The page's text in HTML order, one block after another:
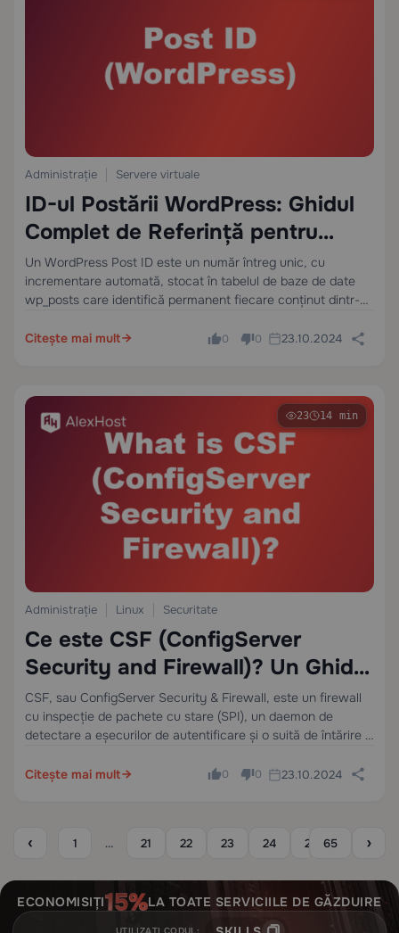
Administrație Servere virtuale
ID-ul Postării WordPress: Ghidul
Complet de Referință pentru
Dezvoltatori
Un WordPress Post ID este un număr întreg unic, cu
incrementare automată, stocat în tabelul de baze de date
wp_posts care identifică permanent fiecare conținut dintr-o
postări personalizate, atașamente, revizii și elemente…
Citește mai mult 0 0 23.10.2024
23 14 min
Administrație Linux Securitate
Ce este CSF (ConfigServer
Security and Firewall)? Un Ghid
Tehnic Complet
CSF, sau ConfigServer Security & Firewall, este un firewall
cu inspecție de pachete cu stare (SPI), un daemon de
detectare a eșecurilor de autentificare și o suită de întărire a
frontend bogat în…
Citește mai mult 0 0 23.10.2024
‹ 1 … 21 22 23 24 25 65 ›
ECONOMISIȚI LA TOATE SERVICIILE DE GĂZDUIRE